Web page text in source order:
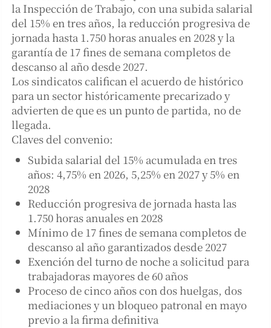
la Inspección de Trabajo, con una subida salarial
del 15% en tres años, la reducción progresiva de
jornada hasta 1.750 horas anuales en 2028 y la
garantía de 17 fines de semana completos de
descanso al año desde 2027.
Los sindicatos califican el acuerdo de histórico
para un sector históricamente precarizado y
advierten de que es un punto de partida, no de
llegada.
Claves del convenio:
Subida salarial del 15% acumulada en tres
años: 4,75% en 2026, 5,25% en 2027 y 5% en
2028
Reducción progresiva de jornada hasta las
1.750 horas anuales en 2028
Mínimo de 17 fines de semana completos de
descanso al año garantizados desde 2027
Exención del turno de noche a solicitud para
trabajadoras mayores de 60 años
Proceso de cinco años con dos huelgas, dos
mediaciones y un bloqueo patronal en mayo
previo a la firma definitiva